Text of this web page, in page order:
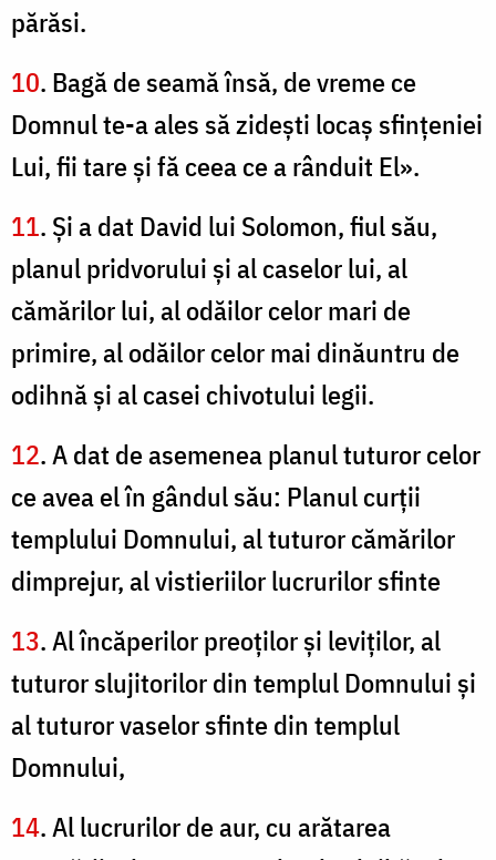
părăsi.
10. Bagă de seamă însă, de vreme ce
Domnul te-a ales să zideşti locaş sfinţeniei
Lui, fii tare şi fă ceea ce a rânduit El».
11. Şi a dat David lui Solomon, fiul său,
planul pridvorului şi al caselor lui, al
cămărilor lui, al odăilor celor mari de
primire, al odăilor celor mai dinăuntru de
odihnă şi al casei chivotului legii.
12. A dat de asemenea planul tuturor celor
ce avea el în gândul său: Planul curţii
templului Domnului, al tuturor cămărilor
dimprejur, al vistieriilor lucrurilor sfinte
13. Al încăperilor preoţilor şi leviţilor, al
tuturor slujitorilor din templul Domnului şi
al tuturor vaselor sfinte din templul
Domnului,
14. Al lucrurilor de aur, cu arătarea